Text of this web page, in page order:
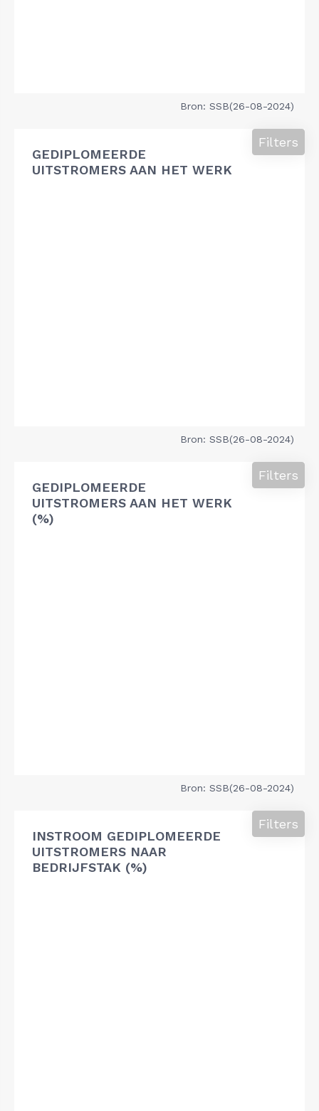
Bron: SSB(26-08-2024)
GEDIPLOMEERDE
UITSTROMERS AAN HET WERK
Filters
Bron: SSB(26-08-2024)
GEDIPLOMEERDE
UITSTROMERS AAN HET WERK
(%)
Filters
Bron: SSB(26-08-2024)
INSTROOM GEDIPLOMEERDE
UITSTROMERS NAAR
BEDRIJFSTAK (%)
Filters